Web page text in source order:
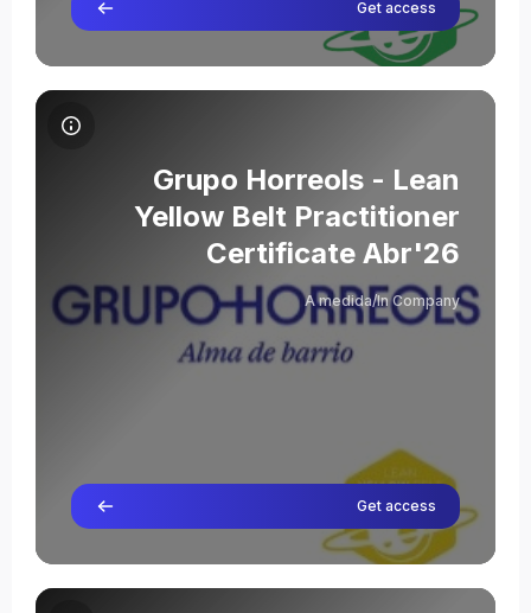
Get access
Sofía Cagide
מורה
תמונת הקורס Grupo Horreols - Lean Yellow Belt Practitioner Certificate Abr'26
תמונת הקורס
שם הקורס
Grupo Horreols - Lean
Yellow Belt Practitioner
Certificate Abr'26
A medida/In Company
Get access
תמונת הקורס Cromology - Lean Yellow Belt Practitioner Certificate Mar'26